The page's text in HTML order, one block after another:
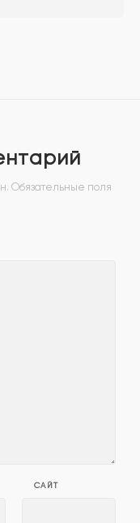
Обязательные поля
САЙТ